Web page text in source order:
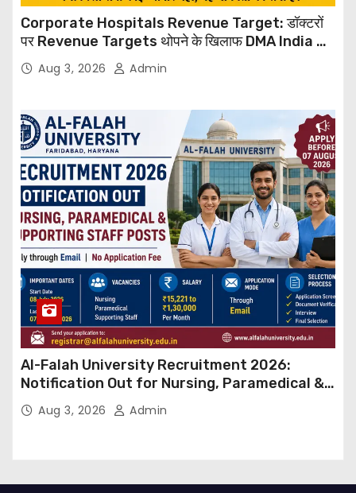
Corporate Hospitals Revenue Target: डॉक्टरों
पर Revenue Targets थोपने के खिलाफ DMA India का
बड़ा कदम, NHRC से Suo Motu जांच की मांग
Aug 3, 2026 Admin
Al-Falah University Recruitment 2026:
Notification Out for Nursing, Paramedical &
Supporting Staff Posts, Apply Through Email
Aug 3, 2026 Admin